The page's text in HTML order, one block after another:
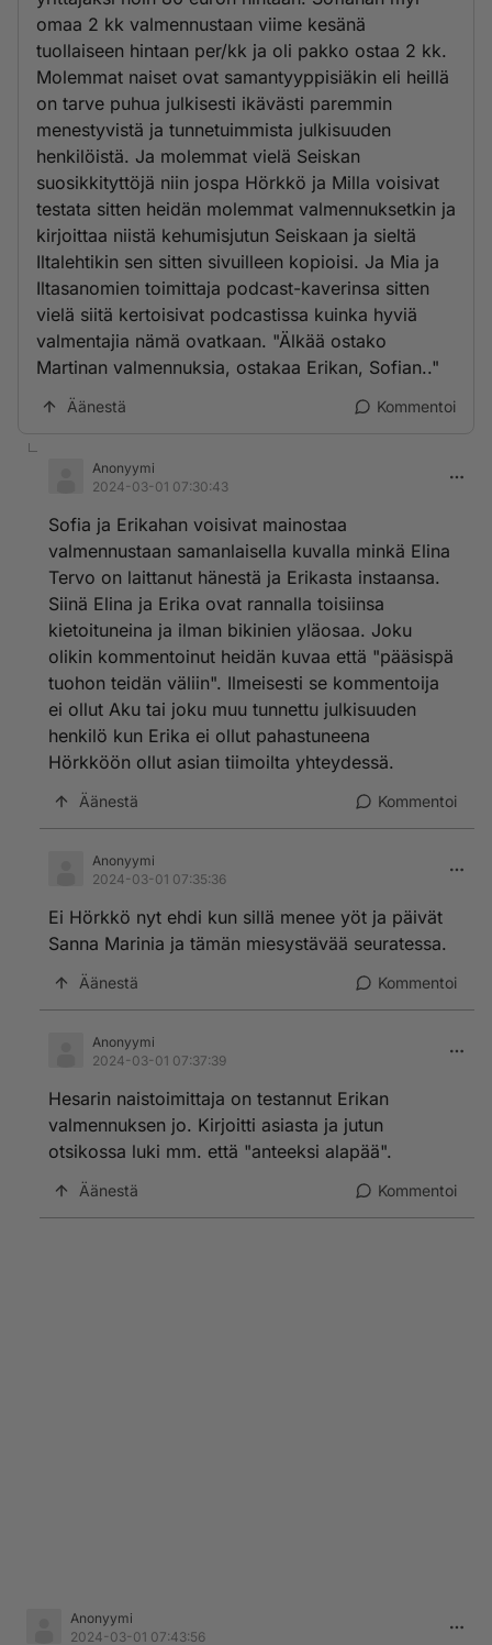
omaa 2 kk valmennustaan viime kesänä
tuollaiseen hintaan per/kk ja oli pakko ostaa 2 kk.
Molemmat naiset ovat samantyyppisiäkin eli heillä
on tarve puhua julkisesti ikävästi paremmin
menestyvistä ja tunnetuimmista julkisuuden
henkilöistä. Ja molemmat vielä Seiskan
suosikkityttöjä niin jospa Hörkkö ja Milla voisivat
testata sitten heidän molemmat valmennuksetkin ja
kirjoittaa niistä kehumisjutun Seiskaan ja sieltä
Iltalehtikin sen sitten sivuilleen kopioisi. Ja Mia ja
Iltasanomien toimittaja podcast-kaverinsa sitten
vielä siitä kertoisivat podcastissa kuinka hyviä
valmentajia nämä ovatkaan. "Älkää ostako
Martinan valmennuksia, ostakaa Erikan, Sofian.."
Äänestä Kommentoi
Anonyymi
2024-03-01 07:30:43
Sofia ja Erikahan voisivat mainostaa
valmennustaan samanlaisella kuvalla minkä Elina
Tervo on laittanut hänestä ja Erikasta instaansa.
Siinä Elina ja Erika ovat rannalla toisiinsa
kietoituneina ja ilman bikinien yläosaa. Joku
olikin kommentoinut heidän kuvaa että "pääsispä
tuohon teidän väliin". Ilmeisesti se kommentoija
ei ollut Aku tai joku muu tunnettu julkisuuden
henkilö kun Erika ei ollut pahastuneena
Hörkköön ollut asian tiimoilta yhteydessä.
Äänestä Kommentoi
Anonyymi
2024-03-01 07:35:36
Ei Hörkkö nyt ehdi kun sillä menee yöt ja päivät
Sanna Marinia ja tämän miesystävää seuratessa.
Äänestä Kommentoi
Anonyymi
2024-03-01 07:37:39
Hesarin naistoimittaja on testannut Erikan
valmennuksen jo. Kirjoitti asiasta ja jutun
otsikossa luki mm. että "anteeksi alapää".
Äänestä Kommentoi
Anonyymi
2024-03-01 07:43:56